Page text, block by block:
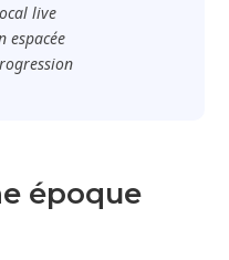
live
espacée
époque